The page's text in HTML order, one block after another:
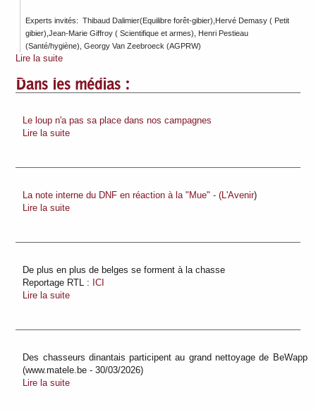
Experts invités: Thibaud Dalimier(Equilibre forêt-gibier),Hervé Demasy ( Petit
gibier),Jean-Marie Giffroy ( Scientifique et armes), Henri Pestieau
(Santé/hygiène), Georgy Van Zeebroeck (AGPRW)
Lire la suite
Dans les médias :
Le loup n'a pas sa place dans nos campagnes
Lire la suite
La note interne du DNF en réaction à la "Mue" - (L'Avenir)
Lire la suite
De plus en plus de belges se forment à la chasse
Reportage RTL : ICI
Lire la suite
Des chasseurs dinantais participent au grand nettoyage de BeWapp
(www.matele.be - 30/03/2026)
Lire la suite